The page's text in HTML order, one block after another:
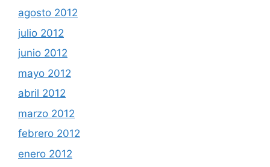
agosto 2012
julio 2012
junio 2012
mayo 2012
abril 2012
marzo 2012
febrero 2012
enero 2012